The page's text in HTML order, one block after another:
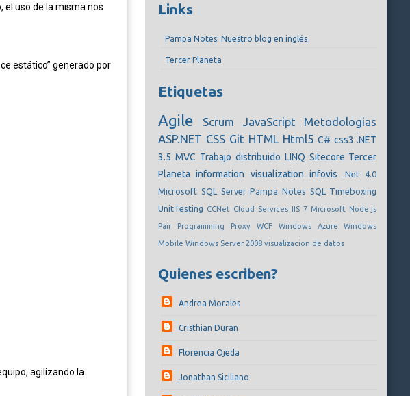
el uso de la misma nos
estático” generado por
agilizando la
Links
Pampa Notes: Nuestro blog en inglés
Tercer Planeta
Etiquetas
Agile Scrum JavaScript Metodologias
ASP.NET CSS Git HTML Html5 C# css3.NET
3.5MVC Trabajo distribuido LINQ Sitecore Tercer
Planetainformation visualization infovis
.Net 4.0
Microsoft SQL ServerPampa Notes SQL Timeboxing
UnitTesting CCNet Cloud Services IIS 7 Microsoft Node.js
Pair Programming Proxy WCF Windows AzureWindows
MobileWindows Server 2008visualizacion de datos
Quienes escriben?
Andrea Morales
Cristhian Duran
Florencia Ojeda
Jonathan Siciliano